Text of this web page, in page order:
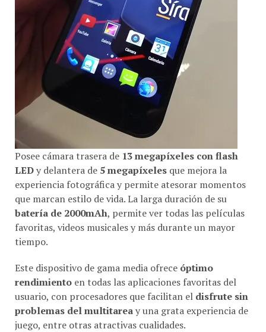
Posee cámara trasera de 13 megapíxeles con flash
LEDy delantera de 5 megapíxeles que mejora la
experiencia fotográfica y permite atesorar momentos
que marcan estilo de vida. La larga duración de su
batería de 2000mAh, permite ver todas las películas
favoritas, videos musicales y más durante un mayor
tiempo.
Este dispositivo de gama media ofrece óptimo
rendimiento en todas las aplicaciones favoritas del
usuario, con procesadores que facilitan el disfrute sin
problemas del multitareay una grata experiencia de
juego, entre otras atractivas cualidades.